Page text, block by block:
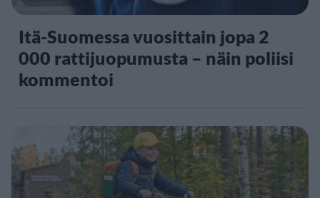
Itä-Suomessa vuosittain jopa 2
000 rattijuopumusta – näin poliisi
kommentoi